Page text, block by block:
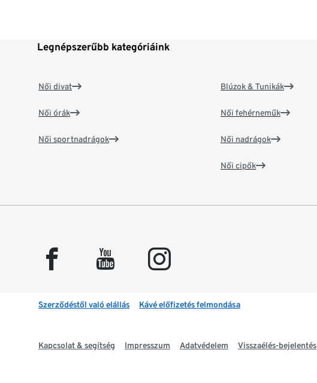
Legnépszerűbb kategóriáink
Női divat
Női órák
Női sportnadrágok
Blúzok & Tunikák
Női fehérneműk
Női nadrágok
Női cipők
facebook youtube instagram
Szerződéstől való elállás Kávé előfizetés felmondása
Kapcsolat & segítség Impresszum Adatvédelem Visszaélés-bejelentés